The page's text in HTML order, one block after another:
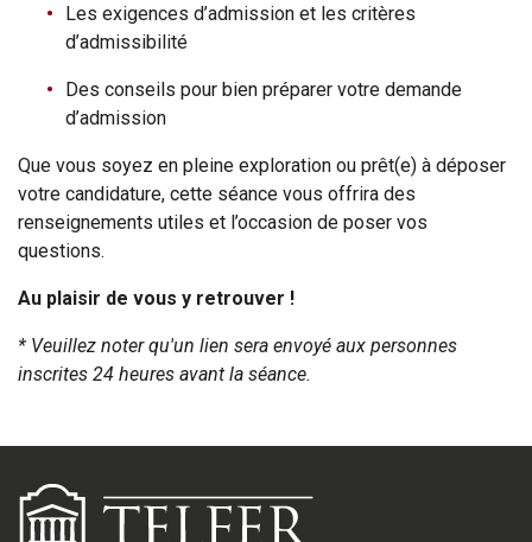
Les exigences d’admission et les critères
d’admissibilité
Des conseils pour bien préparer votre demande
d’admission
Que vous soyez en pleine exploration ou prêt(e) à déposer
votre candidature, cette séance vous offrira des
renseignements utiles et l’occasion de poser vos
questions.
Au plaisir de vous y retrouver !
* Veuillez noter qu'un lien sera envoyé aux personnes
inscrites 24 heures avant la séance.